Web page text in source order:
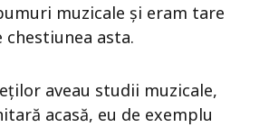
muzicale și eram tare
asta.
aveau studii muzicale,
acasă, eu de exemplu